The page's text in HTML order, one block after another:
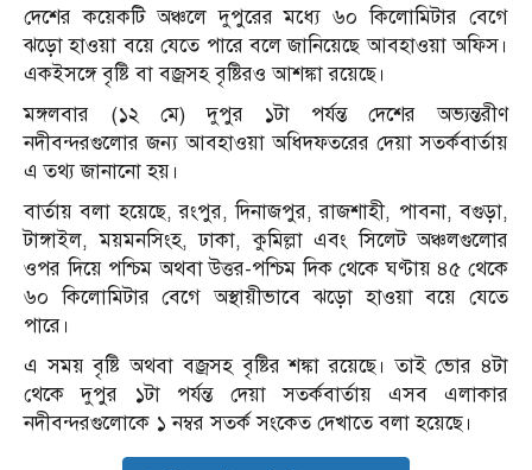
দেশের কয়েকটি অঞ্চলে দুপুরের মধ্যে ৬০ কিলোমিটার বেগে
ঝড়ো হাওয়া বয়ে যেতে পারে বলে জানিয়েছে আবহাওয়া অফিস।
একইসঙ্গে বৃষ্টি বা বজ্রসহ বৃষ্টিরও আশঙ্কা রয়েছে।
মঙ্গলবার (১২ মে) দুপুর ১টা পর্যন্ত দেশের অভ্যন্তরীণ
নদীবন্দরগুলোর জন্য আবহাওয়া অধিদফতরের দেয়া সতর্কবার্তায়
এ তথ্য জানানো হয়।
বার্তায় বলা হয়েছে, রংপুর, দিনাজপুর, রাজশাহী, পাবনা, বগুড়া,
টাঙ্গাইল, ময়মনসিংহ, ঢাকা, কুমিল্লা এবং সিলেট অঞ্চলগুলোর
ওপর দিয়ে পশ্চিম অথবা উত্তর-পশ্চিম দিক থেকে ঘণ্টায় ৪৫ থেকে
৬০ কিলোমিটার বেগে অস্থায়ীভাবে ঝড়ো হাওয়া বয়ে যেতে
পারে।
এ সময় বৃষ্টি অথবা বজ্রসহ বৃষ্টির শঙ্কা রয়েছে। তাই ভোর ৪টা
থেকে দুপুর ১টা পর্যন্ত দেয়া সতর্কবার্তায় এসব এলাকার
নদীবন্দরগুলোকে ১ নম্বর সতর্ক সংকেত দেখাতে বলা হয়েছে।